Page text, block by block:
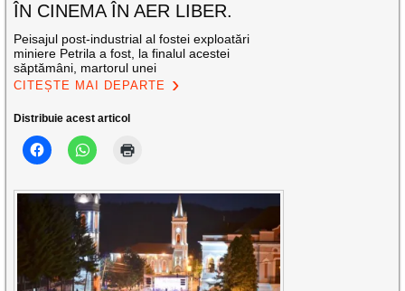
ÎN CINEMA ÎN AER LIBER.
Peisajul post-industrial al fostei exploatări
miniere Petrila a fost, la finalul acestei
săptămâni, martorul unei
CITEȘTE MAI DEPARTE
Distribuie acest articol